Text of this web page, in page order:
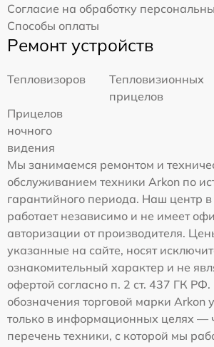
Согласие на обработку
Способы оплаты
Ремонт устройств
Тепловизоров
Тепловизионных
прицелов
Прицелов
ночного
видения
Мы занимаемся ремонтом и
обслуживанием техники Arkon по
гарантийного периода. Наш центр
работает независимо и не имеет
авторизации от производителя.
указанные на сайте, носят
ознакомительный характер и не
офертой согласно п. 2 ст. 437 ГК
обозначения торговой марки Arkon
только в информационных целях —
перечень техники, с которой мы